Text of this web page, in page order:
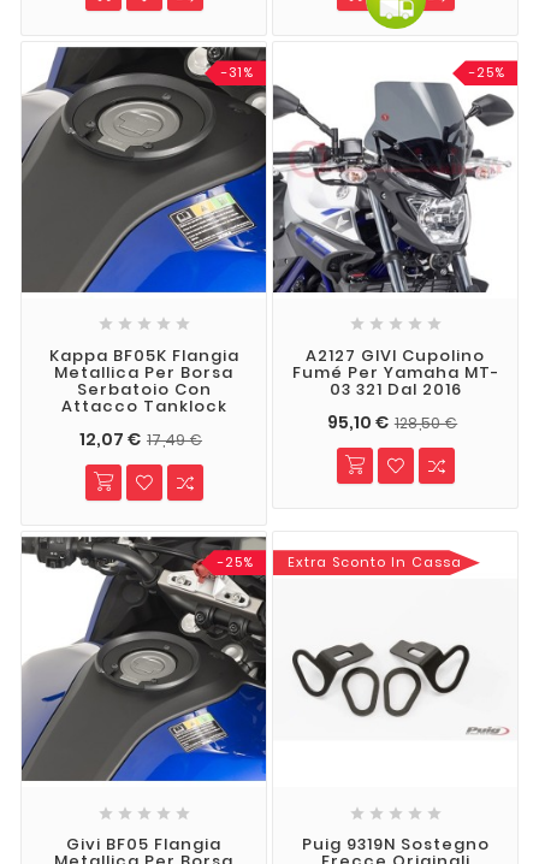
-31%
    
Kappa BF05K Flangia
Metallica Per Borsa
Serbatoio Con
Attacco Tanklock
12,07 € 17,49 €
-25%
    
A2127 GIVI Cupolino
Fumé Per Yamaha MT-
03 321 Dal 2016
95,10 € 128,50 €
-25%
    
Givi BF05 Flangia
Extra Sconto In Cassa
    
Puig 9319N Sostegno